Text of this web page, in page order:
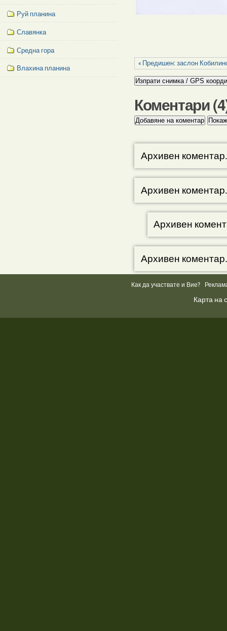
« Предишен: заслон
Коментари (4
Архивен коментар.
Архивен коментар.
Архивен
Архивен коментар.
Руй планина
Славянка
Средна гора
Влахина планина
Как да участвате и Вие?
Карта на